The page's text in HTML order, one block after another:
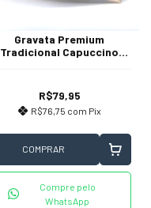
Gravata Premium
Tradicional Capuccino
R$79,95
R$76,75 com Pix
COMPRAR
Compre pelo
WhatsApp